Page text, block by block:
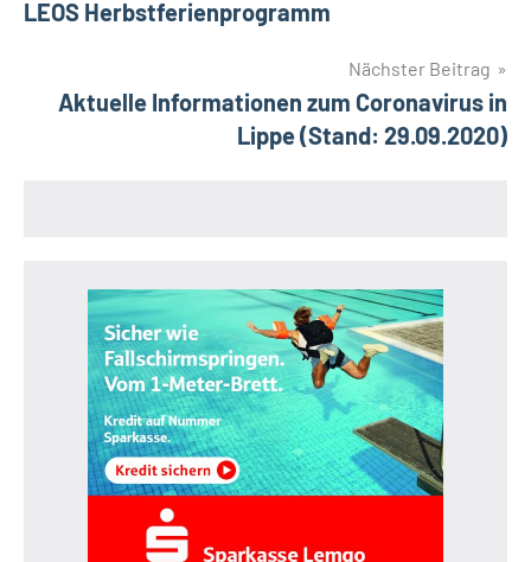
LEOS Herbstferienprogramm
Nächster Beitrag
Aktuelle Informationen zum Coronavirus in
Lippe (Stand: 29.09.2020)